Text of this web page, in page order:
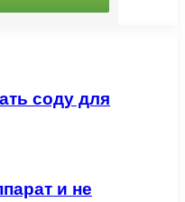
соду для
и не